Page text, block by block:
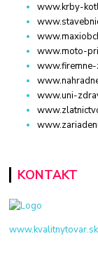
www.krby-
www.moto-
www.uni-
KONTAKT
www.kvalitnytovar.sk